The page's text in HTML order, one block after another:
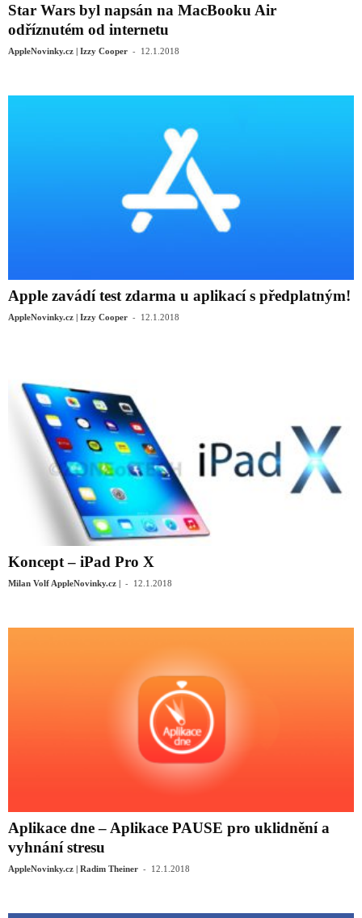
Star Wars byl napsán na MacBooku Air
odříznutém od internetu
AppleNovinky.cz | Izzy Cooper - 12.1.2018
Apple zavádí test zdarma u aplikací s předplatným!
AppleNovinky.cz | Izzy Cooper - 12.1.2018
Koncept – iPad Pro X
Milan Volf AppleNovinky.cz | - 12.1.2018
Aplikace dne – Aplikace PAUSE pro uklidnění a
vyhnání stresu
AppleNovinky.cz | Radim Theiner - 12.1.2018